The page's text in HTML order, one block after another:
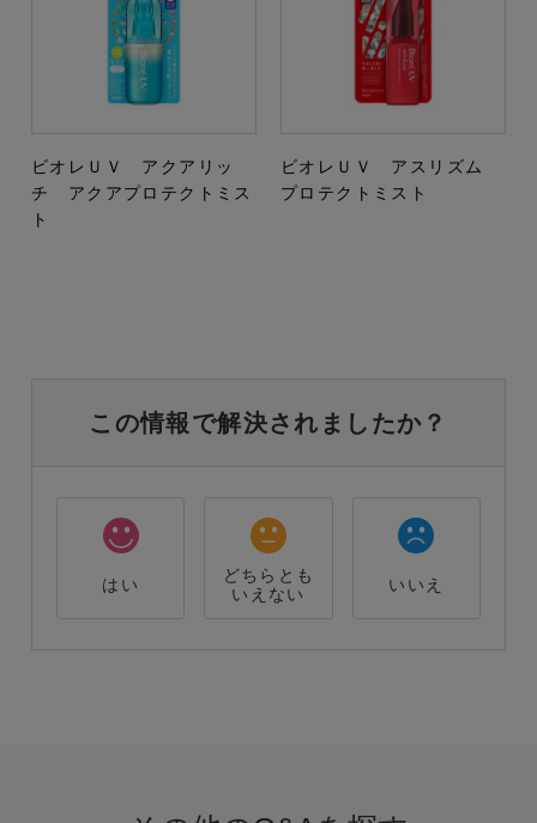
ビオレＵＶ アクアリッ
チ アクアプロテクトミス
ト
ビオレＵＶ アスリズム
プロテクトミスト
この情報で解決されましたか？
はい
どちらとも
いえない
いいえ